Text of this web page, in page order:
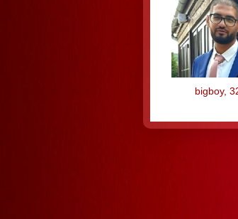
bigboy,